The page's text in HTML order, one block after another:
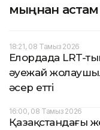
мыңнан
18:21, 08 Тамыз 2026
Елордада LRT-
әуежай
әсер етті
16:00, 08 Тамыз 2026
Қазақстандағы